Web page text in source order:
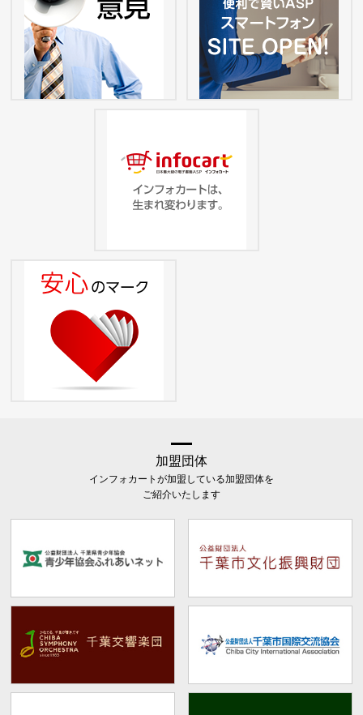
加盟団体
インフォカートが加盟している加盟団体を
ご紹介いたします